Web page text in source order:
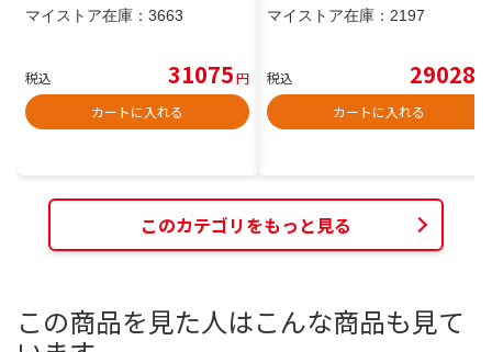
マイストア在庫： 3663
税込 31075円
カートに入れる
マイストア在庫： 2197
税込 29028
カートに入れる
このカテゴリをもっと見る
この商品を見た人はこんな商品も見て